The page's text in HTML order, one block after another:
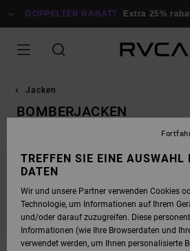
ZUR
DOPPELTER RABATT Extra 25%
Jacken
BOMBERJACKEN
BLEIB DABEI, DIE
WIEDER DA
TREFFEN SIE EINE AUSWAHL
DATEN
Wir und unsere Partner verwenden Cookies
Technologie, um Informationen auf Ihrem
und/oder darauf zuzugreifen. Diese
Informationen (wie Ihre Browserdaten und
verwendet werden, um Ihnen personalisierte